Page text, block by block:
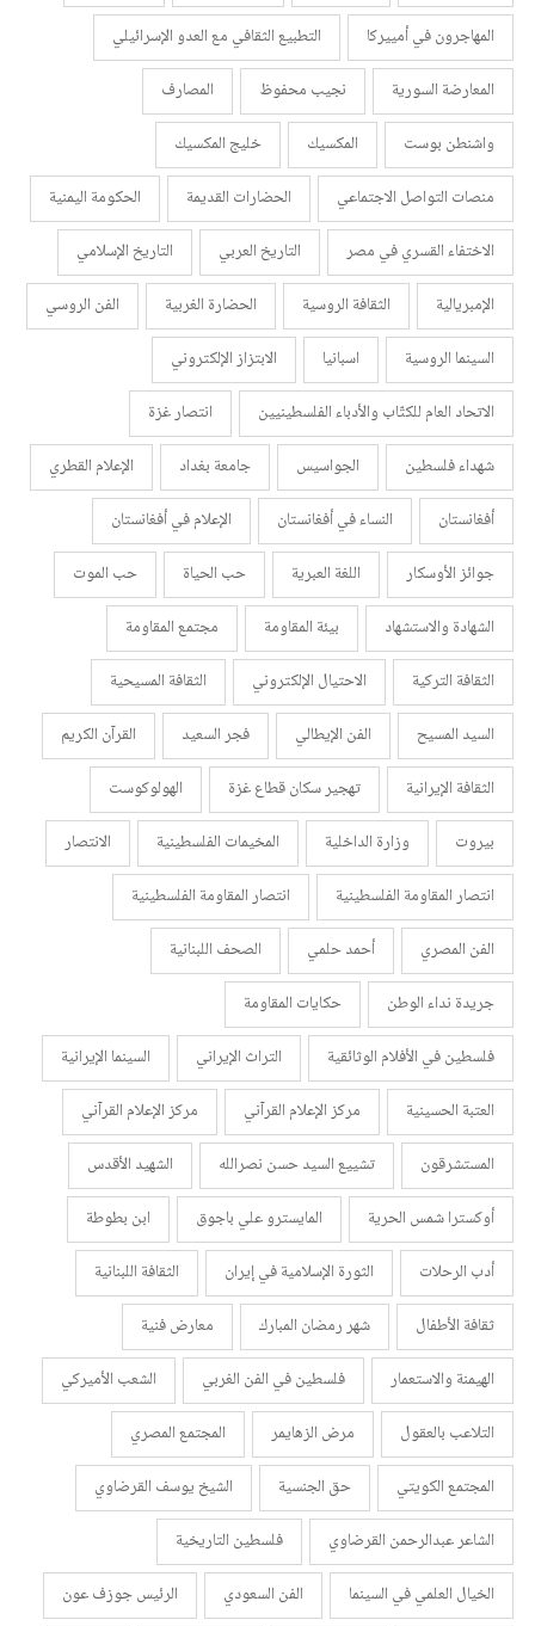
المهاجرون في أمييركا
التطبيع الثقافي مع العدو الإسرائيلي
المعارضة السورية
نجيب محفوظ
المصارف
واشنطن بوست
المكسيك
خليج المكسيك
منصات التواصل الاجتماعي
الحضارات القديمة
الحكومة اليمنية
الاختفاء القسري في مصر
التاريخ العربي
التاريخ الإسلامي
الإمبريالية
الثقافة الروسية الحضارة الغربية
الفن الروسي
السينما الروسية
اسبانيا
الابتزاز الإلكتروني
الاتحاد العام للكتّاب والأدباء الفلسطينيين
انتصار غزة
شهداء فلسطين
الجواسيس جامعة بغداد
الإعلام القطري
أفغانستان
النساء في أفغانستان
الإعلام في أفغانستان
جوائز الأوسكار
اللغة العبرية حب الحياة
حب الموت
الشهادة والاستشهاد
بيئة المقاومة
مجتمع المقاومة
الثقافة التركية
الاحتيال الإلكتروني
الثقافة المسيحية
السيد المسيح
الفن الإيطالي فجر السعيد
القرآن الكريم
الثقافة الإيرانية
تهجير سكان قطاع غزة
الهولوكوست
بيروت
وزارة الداخلية المخيمات الفلسطينية
الانتصار
انتصار المقاومة الفلسطينية
انتصار المقاومة الفلسطينية
الفن المصري
أحمد حلمي
الصحف اللبنانية
جريدة نداء الوطن
حكايات المقاومة
فلسطين في الأفلام الوثائقية
التراث الإيراني
السينما الإيرانية
العتبة الحسينية
مركز الإعلام القرآني
مركز الإعلام القرآني
المستشرقون
تشييع السيد حسن نصرالله
الشهيد الأقدس
أوكسترا شمس الحرية
المايسترو علي باجوق
ابن بطوطة
أدب الرحلات
الثورة الإسلامية في إيران
الثقافة اللبنانية
ثقافة الأطفال
شهر رمضان المبارك
معارض فنية
الهيمنة والاستعمار
فلسطين في الفن الغربي
الشعب الأميركي
التلاعب بالعقول
مرض الزهايمر
المجتمع المصري
المجتمع الكويتي
حق الجنسية
الشيخ يوسف القرضاوي
الشاعر عبدالرحمن القرضاوي
فلسطين التاريخية
الخيال العلمي في السينما
الفن السعودي
الرئيس جوزف عون